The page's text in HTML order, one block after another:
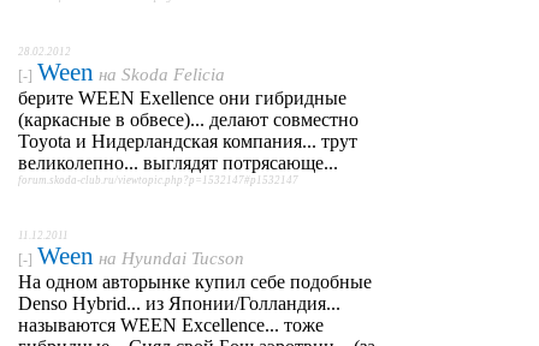
28.02.2012
[-] Ween на Skoda Felicia
берите WEEN Exellence они гибридные
(каркасные в обвесе)... делают совместно
Toyota и Нидерландская компания... трут
великолепно... выглядят потрясающе...
forum.skoda-club.ru/viewtopic.php?p=1532147#p1532147
11.12.2011
[-] Ween на Hyundai Tucson
На одном авторынке купил себе подобные
Denso Hybrid... из Японии/Голландия...
называются WEEN Excellence... тоже